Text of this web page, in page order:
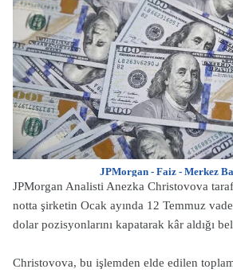
JPMorgan - Faiz - Merkez
JPMorgan Analisti Anezka Christovova
notta şirketin Ocak ayında 12 Temmuz
dolar pozisyonlarını kapatarak kâr aldığı
Christovova, bu işlemden elde edilen